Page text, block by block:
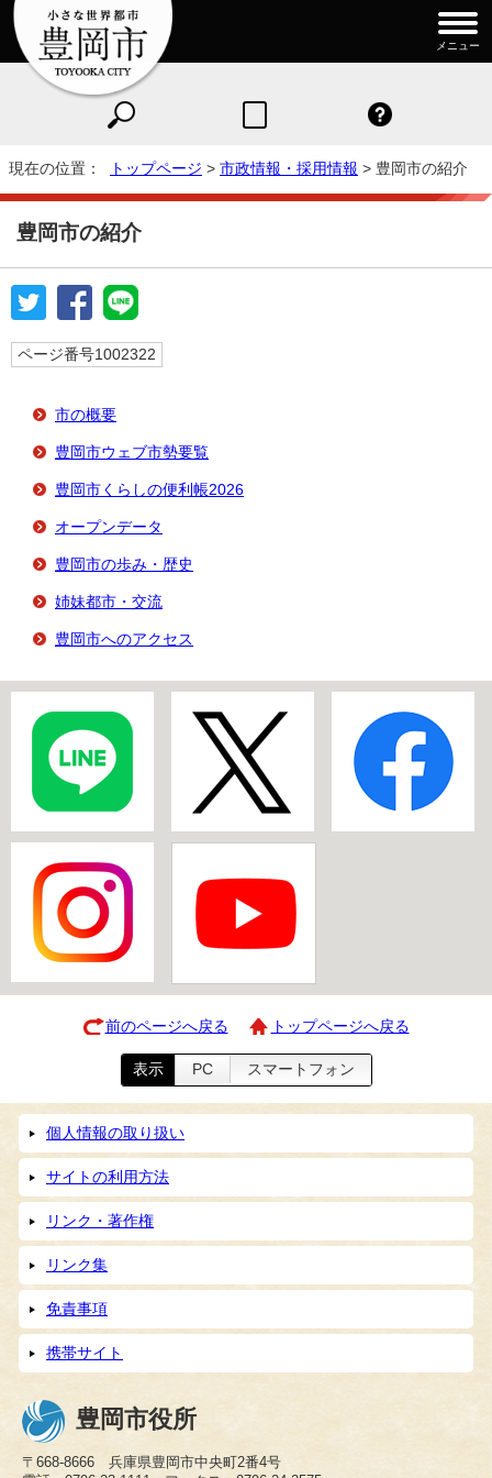
メニュー
現在の位置： トップページ > 市政情報・採用情報 > 豊岡市の紹介
豊岡市の紹介
ページ番号1002322
市の概要
豊岡市ウェブ市勢要覧
豊岡市くらしの便利帳2026
オープンデータ
豊岡市の歩み・歴史
姉妹都市・交流
豊岡市へのアクセス
前のページへ戻る トップページへ戻る
表示 PC スマートフォン
個人情報の取り扱い
サイトの利用方法
リンク・著作権
リンク集
免責事項
携帯サイト
豊岡市役所
〒668-8666 兵庫県豊岡市中央町2番4号